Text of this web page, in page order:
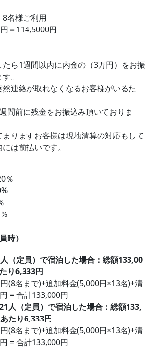
名様ご利用
＝114,5000円
たら1週間以内に内金の（3万円）をお振
。
然連絡が取れなくなるお客様がいるた
間前に残金をお振込み頂いておりま
まりますお客様は現地清算の対応もして
は前払いです。
％
時）
人（定員）で宿泊した場合：総額133,00
り6,333円
(8名まで)+追加料金(5,000円×13名)+清
= 合計133,000円
21人（定員）で宿泊した場合：総額133,
たり6,333円
(8名まで)+追加料金(5,000円×13名)+清
= 合計133,000円